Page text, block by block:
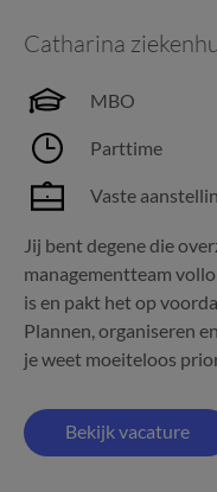
Catharina
MBO
Parttime
Vaste
Jij bent degene die
managementteam
is en pakt het op
Plannen, organiseren
je weet moeiteloos
Bekijk vacature